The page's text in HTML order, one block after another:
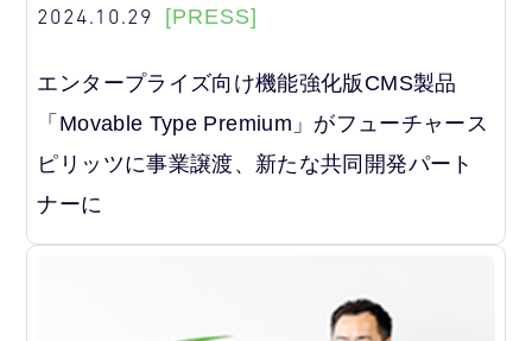
2024.10.29 [PRESS]
エンタープライズ向け機能強化版CMS製品
「Movable Type Premium」がフューチャース
ピリッツに事業譲渡、新たな共同開発パート
ナーに